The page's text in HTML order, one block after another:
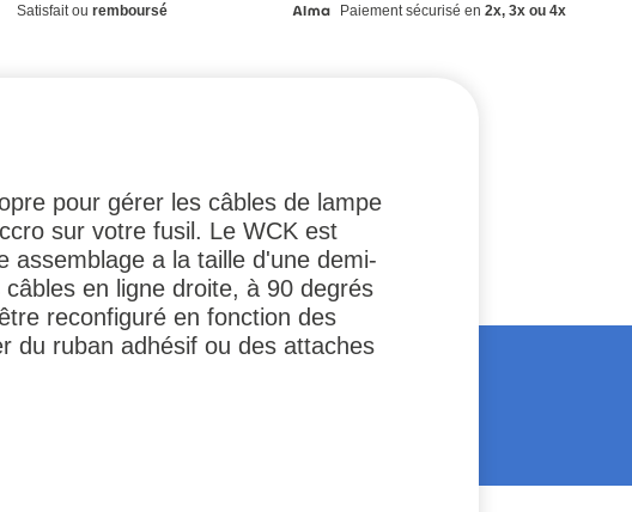
Satisfait ouremboursé Paiement sécurisé en 2x, 3x ou 4x
pour gérer les câbles de lampe
sur votre fusil. Le WCK est
assemblage a la taille d'une demi-
en ligne droite, à 90 degrés
reconfiguré en fonction des
du ruban adhésif ou des attaches